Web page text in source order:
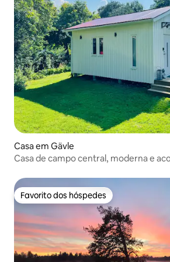
Casa em Gävle
Casa de campo central, moderna e
Favorito dos hóspedes
Favorito dos hóspedes